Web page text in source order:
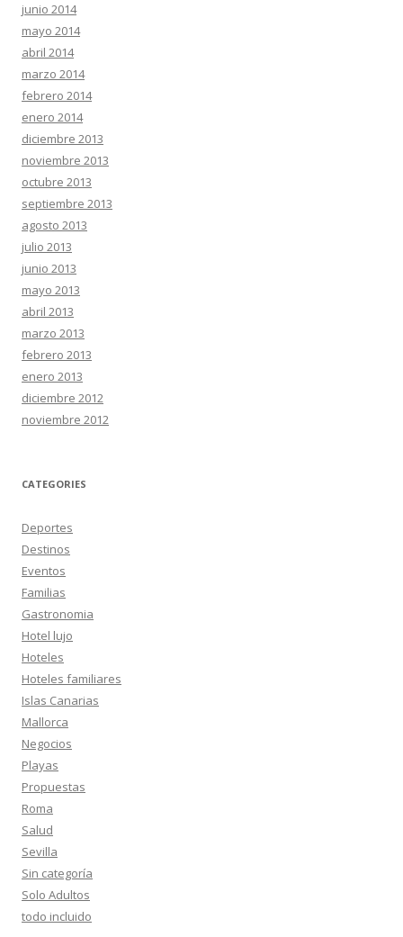
junio 2014
mayo 2014
abril 2014
marzo 2014
febrero 2014
enero 2014
diciembre 2013
noviembre 2013
octubre 2013
septiembre 2013
agosto 2013
julio 2013
junio 2013
mayo 2013
abril 2013
marzo 2013
febrero 2013
enero 2013
diciembre 2012
noviembre 2012
CATEGORIES
Deportes
Destinos
Eventos
Familias
Gastronomia
Hotel lujo
Hoteles
Hoteles familiares
Islas Canarias
Mallorca
Negocios
Playas
Propuestas
Roma
Salud
Sevilla
Sin categoría
Solo Adultos
todo incluido